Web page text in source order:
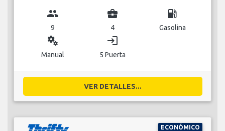
group
9
business_center
4
local_gas_station
Gasolina
miscellaneous_services
Manual
login
5 Puerta
VER DETALLES...
ECONÓMICO